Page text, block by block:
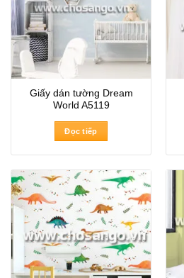
Giấy dán tường Dream
World A5119
Đọc tiếp